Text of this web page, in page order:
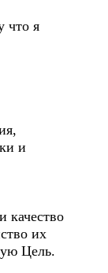
что я
и
качество
их
Цель.